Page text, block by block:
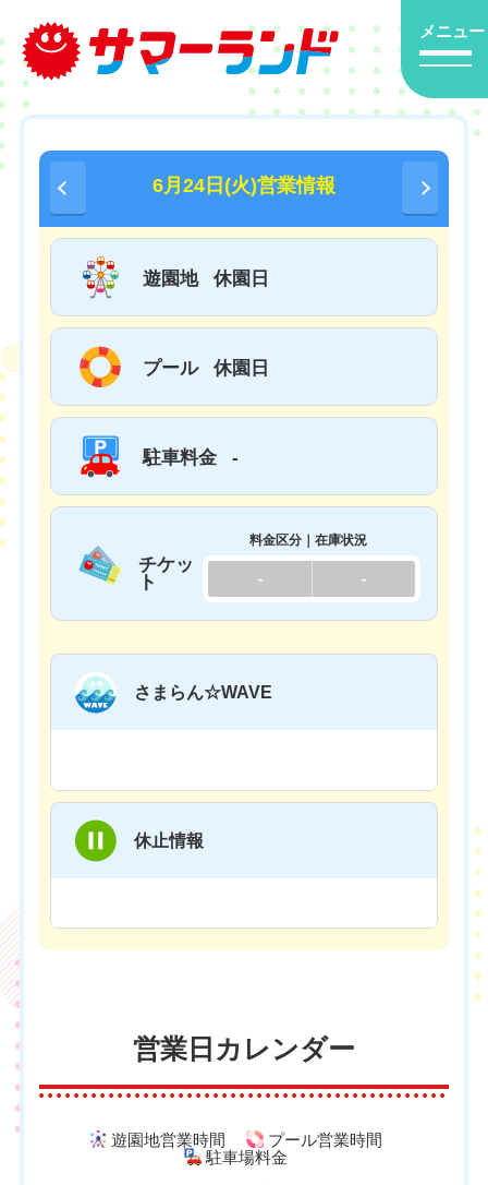
メニュー
6月24日(火)営業情報
遊園地 休園日
プール 休園日
駐車料金 -
チケッ
ト
料金区分｜在庫状況
- -
さまらん☆WAVE
休止情報
営業日カレンダー
遊園地営業時間
プール営業時間
駐車場料金